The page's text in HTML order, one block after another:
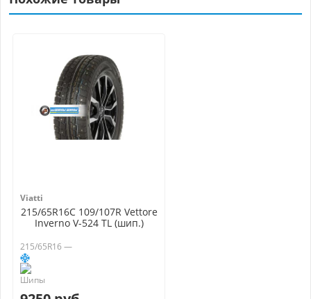
Viatti
215/65R16C 109/107R Vettore
Inverno V-524 TL (шип.)
215/65R16 —